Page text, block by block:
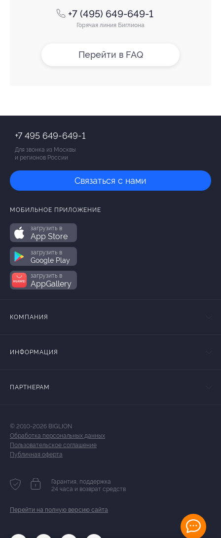
+7 (495) 649-649-1
Горячая линия Биглиона
Перейти в FAQ
+7 495 649-649-1
Для звонка из Москвы
и регионов России
Связаться с нами
МОБИЛЬНОЕ ПРИЛОЖЕНИЕ
загрузить в
App Store
загрузить в
Google Play
загрузить в
AppGallery
КОМПАНИЯ
ИНФОРМАЦИЯ
ПАРТНЕРАМ
© 2010-2026 BIGLION
Обработка персональных данных
Пользовательское соглашение
Публичная оферта
Гарантия, поддержка
24 часа и возврат средств
Перейти на полную версию сайта